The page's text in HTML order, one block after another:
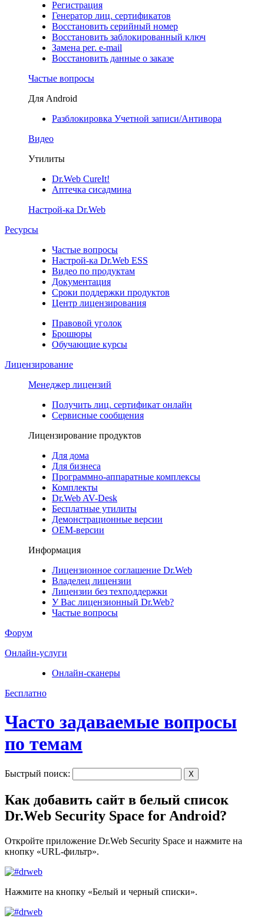
Регистрация
Генератор лиц. сертификатов
Восстановить серийный номер
Восстановить заблокированный ключ
Замена рег. e-mail
Восстановить данные о заказе
Частые вопросы
Для Android
Разблокировка Учетной записи/Антивора
Видео
Утилиты
Dr.Web CureIt!
Аптечка сисадмина
Настрой-ка Dr.Web
Ресурсы
Частые вопросы
Настрой-ка Dr.Web ESS
Видео по продуктам
Документация
Сроки поддержки продуктов
Центр лицензирования
Правовой уголок
Брошюры
Обучающие курсы
Лицензирование
Менеджер лицензий
Получить лиц. сертификат онлайн
Сервисные сообщения
Лицензирование продуктов
Для дома
Для бизнеса
Программно-аппаратные комплексы
Комплекты
Dr.Web AV-Desk
Бесплатные утилиты
Демонстрационные версии
ОЕМ-версии
Информация
Лицензионное соглашение Dr.Web
Владелец лицензии
Лицензии без техподдержки
У Вас лицензионный Dr.Web?
Частые вопросы
Форум
Онлайн-услуги
Онлайн-сканеры
Бесплатно
Часто задаваемые вопросы
по темам
Быстрый поиск: X
Как добавить сайт в белый список
Dr.Web Security Space for Android?
Откройте приложение Dr.Web Security Space и нажмите на
кнопку «URL-фильтр».
Нажмите на кнопку «Белый и черный списки».